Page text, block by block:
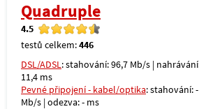
Quadruple
4.5
testů celkem:446
DSL/ADSL: stahování: 96,7 Mb/s |
11,4 ms
Pevné připojení - kabel/optika: stahování:
Mb/s | odezva: - ms